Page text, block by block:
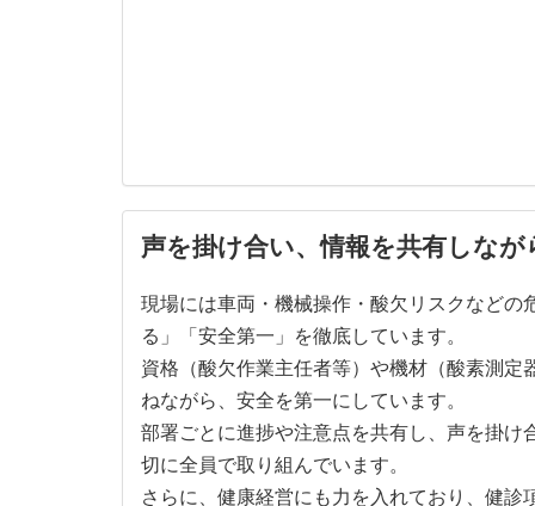
声を掛け合い、情報を共有しな
現場には車両・機械操作・酸欠リスクなどの
る」「安全第一」を徹底しています。
資格（酸欠作業主任者等）や機材（酸素測
ねながら、安全を第一にしています。
部署ごとに進捗や注意点を共有し、声を掛け
切に全員で取り組んでいます。
さらに、健康経営にも力を入れており、健